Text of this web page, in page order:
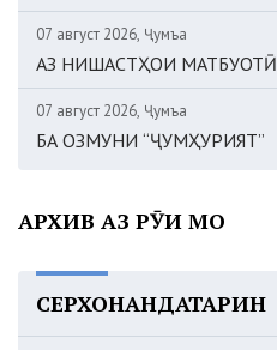
07 август 2026, Ҷумъа
АЗ НИШАСТҲОИ МАТБУОТӢ
07 август 2026, Ҷумъа
БА ОЗМУНИ “ҶУМҲУРИЯТ”
АРХИВ АЗ РӮИ МОҲ
СЕРХОНАНДАТАРИН